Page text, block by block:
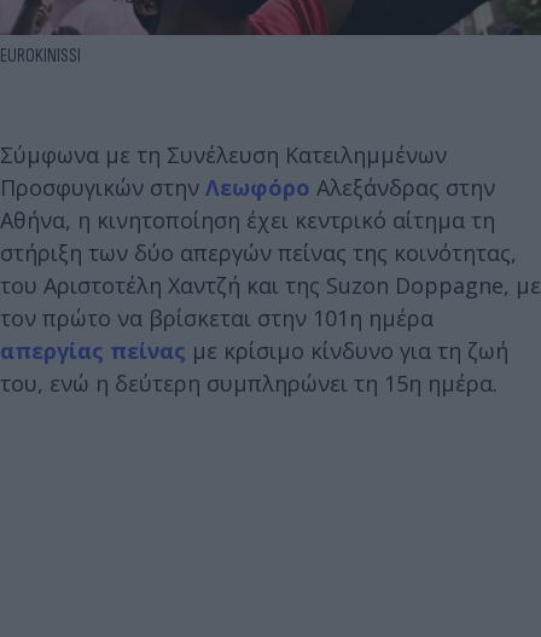
EUROKINISSI
Σύμφωνα με τη Συνέλευση Κατειλημμένων
Προσφυγικών στην Λεωφόρο Αλεξάνδρας στην
Αθήνα, η κινητοποίηση έχει κεντρικό αίτημα τη
στήριξη των δύο απεργών πείνας της κοινότητας,
του Αριστοτέλη Χαντζή και της Suzon Doppagne, με
τον πρώτο να βρίσκεται στην 101η ημέρα
απεργίας πείνας με κρίσιμο κίνδυνο για τη ζωή
του, ενώ η δεύτερη συμπληρώνει τη 15η ημέρα.